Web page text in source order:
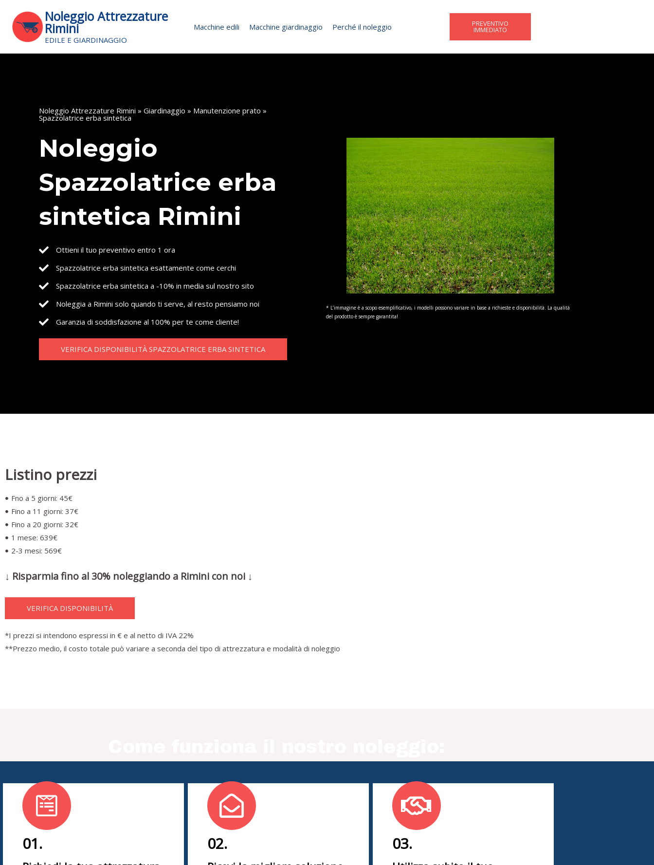
contenuto
Noleggio Attrezzature
Rimini
EDILE E GIARDINAGGIO
Macchine edili Macchine giardinaggio Perché il noleggio PREVENTIVO
IMMEDIATO
Noleggio Attrezzature Rimini » Giardinaggio » Manutenzione prato »
Spazzolatrice erba sintetica
Noleggio
Spazzolatrice erba
sintetica Rimini
Ottieni il tuo preventivo entro 1 ora
Spazzolatrice erba sintetica esattamente come cerchi
Spazzolatrice erba sintetica a -10% in media sul nostro sito
Noleggia a Rimini solo quando ti serve, al resto pensiamo noi
Garanzia di soddisfazione al 100% per te come cliente!
VERIFICA DISPONIBILITÀ SPAZZOLATRICE ERBA SINTETICA
* L’immagine è a scopo esemplificativo, i modelli possono variare in base a richieste e disponibilità. La qualità
del prodotto è sempre garantita!
Listino prezzi
Fno a 5 giorni: 45€
Fino a 11 giorni: 37€
Fino a 20 giorni: 32€
1 mese: 639€
2-3 mesi: 569€
↓ Risparmia fino al 30% noleggiando a Rimini con noi ↓
VERIFICA DISPONIBILITÀ
*I prezzi si intendono espressi in € e al netto di IVA 22%
**Prezzo medio, il costo totale può variare a seconda del tipo di attrezzatura e modalità di noleggio
01. 02. 03.